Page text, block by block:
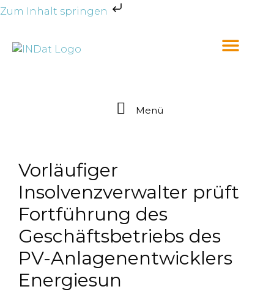
Zum Inhalt springen
Menü
Vorläufiger
Insolvenzverwalter prüft
Fortführung des
Geschäftsbetriebs des
PV-Anlagenentwicklers
Energiesun